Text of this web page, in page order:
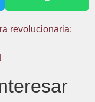
revolucionaria: